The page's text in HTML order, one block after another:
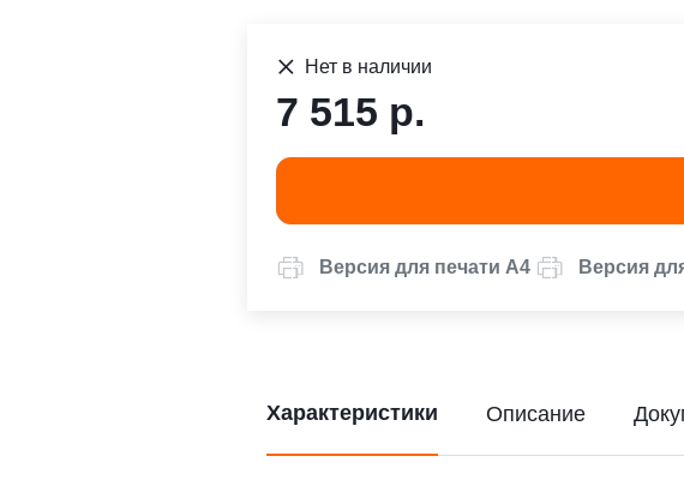
Нет в наличии
7 515 р.
Версия для печати А4 Версия
Характеристики Описание